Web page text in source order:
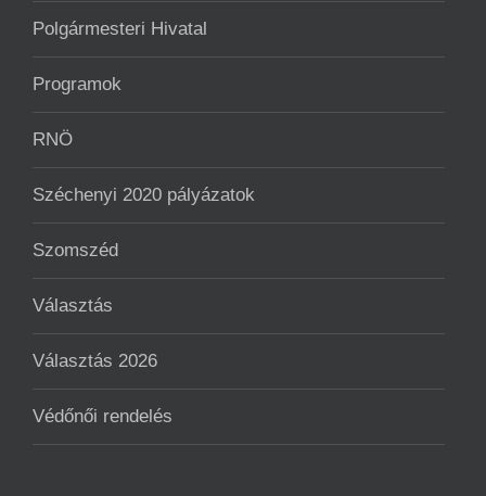
Polgármesteri Hivatal
Programok
RNÖ
Széchenyi 2020 pályázatok
Szomszéd
Választás
Választás 2026
Védőnői rendelés